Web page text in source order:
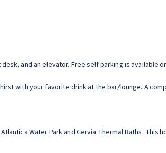
and an elevator. Free self parking is available
with your favorite drink at the bar/lounge. A
Water Park and Cervia Thermal Baths. This